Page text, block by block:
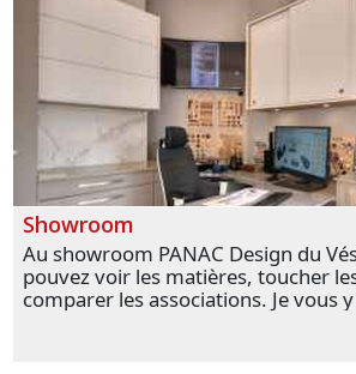
Showroom
Au showroom PANAC Design du
pouvez voir les matières, toucher
comparer les associations. Je vous
personnellement pour parler de
transformer vos premières idées